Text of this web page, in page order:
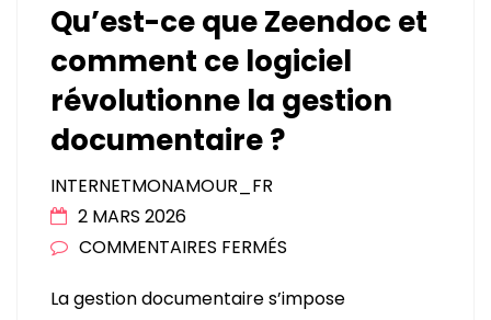
Qu’est-ce que Zeendoc et
comment ce logiciel
révolutionne la gestion
documentaire ?
INTERNETMONAMOUR_FR
2 MARS 2026
COMMENTAIRES FERMÉS
CE
La gestion documentaire s’impose